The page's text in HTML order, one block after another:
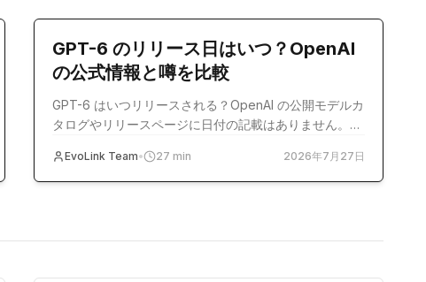
GPT-6 のリリース日はいつ？OpenAI
の公式情報と噂を比較
GPT-6 はいつリリースされる？OpenAI の公開モデルカ
タログやリリースページに日付の記載はありません。公
す。EvoLink Team• 27 min 2026年7月27日